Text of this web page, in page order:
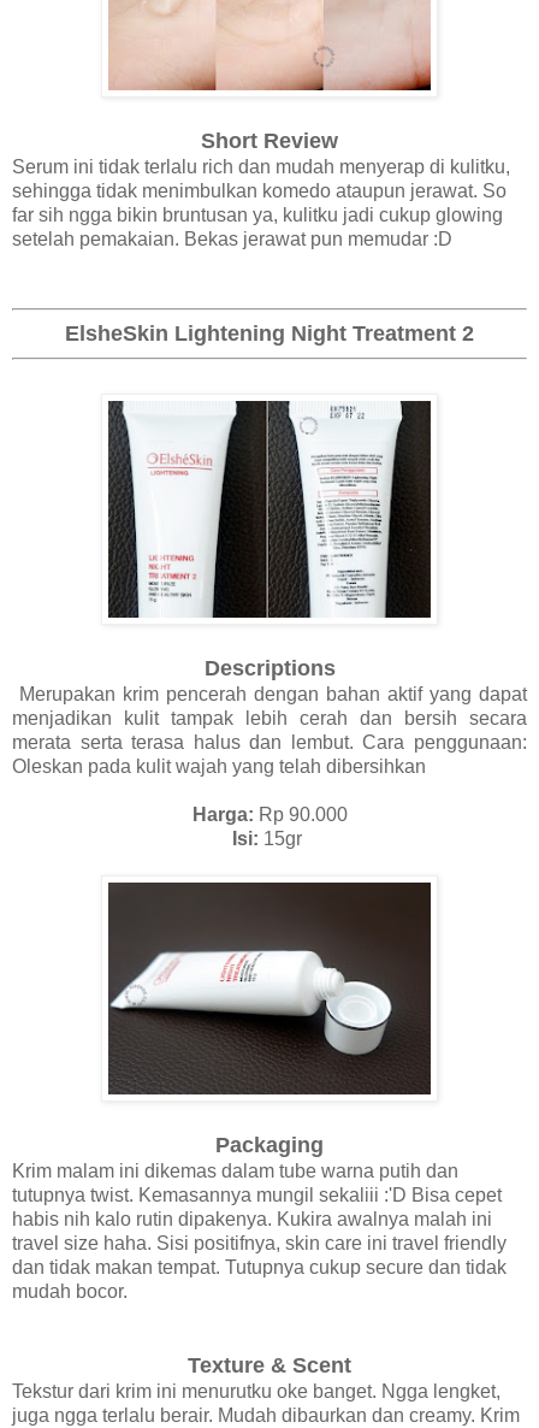
Short Review
Serum ini tidak terlalu rich dan mudah menyerap di kulitku,
sehingga tidak menimbulkan komedo ataupun jerawat. So
far sih ngga bikin bruntusan ya, kulitku jadi cukup glowing
setelah pemakaian. Bekas jerawat pun memudar :D
ElsheSkin Lightening Night Treatment 2
Descriptions
Merupakan krim pencerah dengan bahan aktif yang dapat
menjadikan kulit tampak lebih cerah dan bersih secara
merata serta terasa halus dan lembut. Cara penggunaan:
Oleskan pada kulit wajah yang telah dibersihkan
Harga: Rp 90.000
Isi: 15gr
Packaging
Krim malam ini dikemas dalam tube warna putih dan
tutupnya twist. Kemasannya mungil sekaliii :'D Bisa cepet
habis nih kalo rutin dipakenya. Kukira awalnya malah ini
travel size haha. Sisi positifnya, skin care ini travel friendly
dan tidak makan tempat. Tutupnya cukup secure dan tidak
mudah bocor.
Texture & Scent
Tekstur dari krim ini menurutku oke banget. Ngga lengket,
juga ngga terlalu berair. Mudah dibaurkan dan creamy. Krim